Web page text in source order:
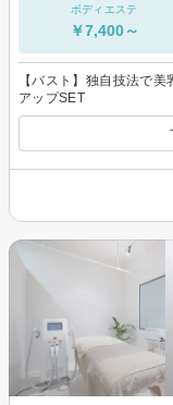
ボディエステ
￥7,400～
【バスト】独自技法で
アップSET